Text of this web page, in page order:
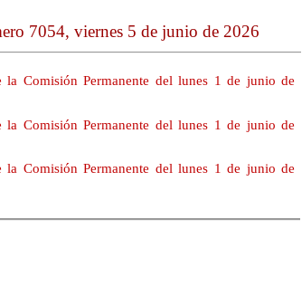
7054, viernes 5 de junio de 2026
Comisión Permanente del lunes 1 de junio de
Comisión Permanente del lunes 1 de junio de
Comisión Permanente del lunes 1 de junio de